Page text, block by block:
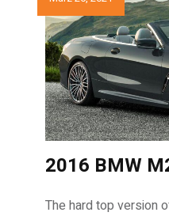
2016 BMW
The hard top version